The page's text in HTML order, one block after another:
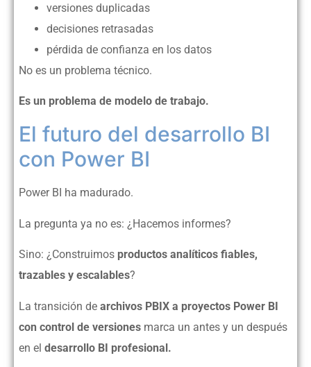
versiones duplicadas
decisiones retrasadas
pérdida de confianza en los datos
No es un problema técnico.
Es un problema de modelo de trabajo.
El futuro del desarrollo BI
con Power BI
Power BI ha madurado.
La pregunta ya no es: ¿Hacemos informes?
Sino: ¿Construimos productos analíticos fiables,
trazables y escalables?
La transición de archivos PBIX a proyectos Power BI
con control de versiones marca un antes y un después
en el desarrollo BI profesional.